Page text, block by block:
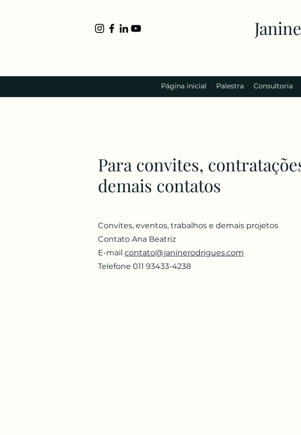
Página inicial Palestra Consultoria
​Para convites,
demais contatos
Convites, eventos, trabalhos e demais projetos
Contato Ana Beatriz
E-mail contato@janinerodrigues.com
Telefone 011 93433-4238